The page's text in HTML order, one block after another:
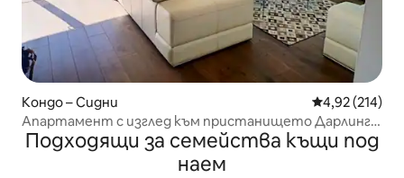
Кондо – Сидни Средна
4,92 (214)
Апартамент с изглед към пристанището Дарлинг
близо до ICC и Star
Подходящи за семейства къщи под
наем